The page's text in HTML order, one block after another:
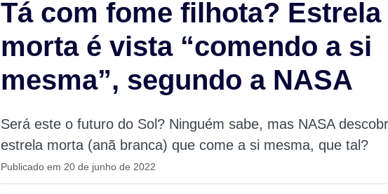
Tá com fome filhota? Estrela
morta é vista “comendo a si
mesma”, segundo a NASA
Será este o futuro do Sol? Ninguém sabe, mas NASA
estrela morta (anã branca) que come a si mesma, que tal?
Publicado em 20 de junho de 2022